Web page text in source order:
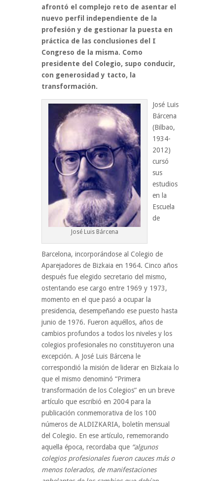
afrontó el complejo reto de asentar el
nuevo perfil independiente de la
profesión y de gestionar la puesta en
práctica de las conclusiones del I
Congreso de la misma. Como
presidente del Colegio, supo conducir,
con generosidad y tacto, la
transformación.
José Luis Bárcena
José Luis
Bárcena
(Bilbao,
1934-
2012)
cursó
sus
estudios
en la
Escuela
de
Barcelona, incorporándose al Colegio de
Aparejadores de Bizkaia en 1964. Cinco años
después fue elegido secretario del mismo,
ostentando ese cargo entre 1969 y 1973,
momento en el que pasó a ocupar la
presidencia, desempeñando ese puesto hasta
junio de 1976. Fueron aquéllos, años de
cambios profundos a todos los niveles y los
colegios profesionales no constituyeron una
excepción. A José Luis Bárcena le
correspondió la misión de liderar en Bizkaia lo
que el mismo denominó “Primera
transformación de los Colegios” en un breve
artículo que escribió en 2004 para la
publicación conmemorativa de los 100
números de ALDIZKARIA, boletín mensual
del Colegio. En ese artículo, rememorando
aquella época, recordaba que “algunos
colegios profesionales fueron cauces más o
menos tolerados, de manifestaciones